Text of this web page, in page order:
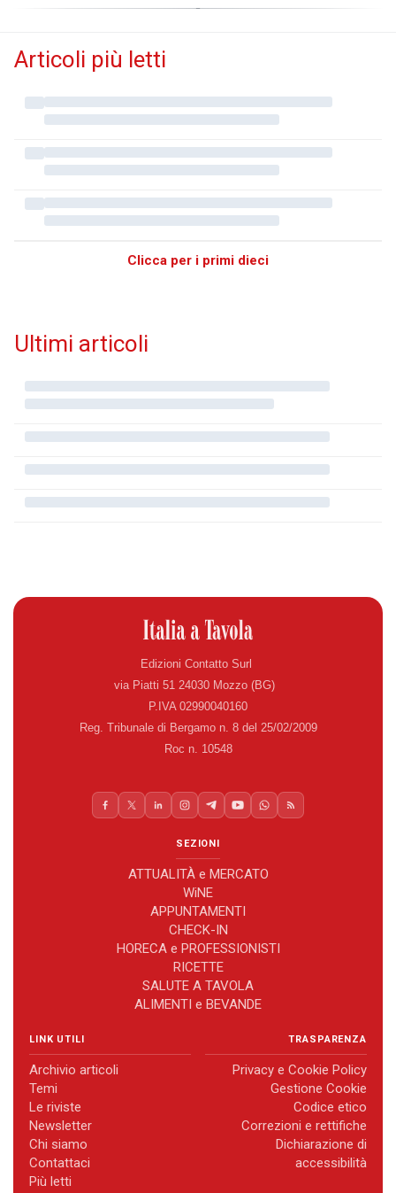
Articoli più letti
Clicca per i primi dieci
Ultimi articoli
Edizioni Contatto Surl
via Piatti 51 24030 Mozzo (BG)
P.IVA 02990040160
Reg. Tribunale di Bergamo n. 8 del 25/02/2009
Roc n. 10548
SEZIONI
ATTUALITÀ e MERCATO
WiNE
APPUNTAMENTI
CHECK-IN
HORECA e PROFESSIONISTI
RICETTE
SALUTE A TAVOLA
ALIMENTI e BEVANDE
LINK UTILI
Archivio articoli
Temi
Le riviste
Newsletter
Chi siamo
Contattaci
Più letti
TRASPARENZA
Privacy e Cookie Policy
Gestione Cookie
Codice etico
Correzioni e rettifiche
Dichiarazione di
accessibilità